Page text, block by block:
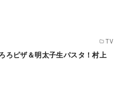
TV
ろピザ＆明太子生パスタ！村上